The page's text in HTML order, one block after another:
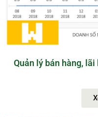
Quản lý bán hàng,